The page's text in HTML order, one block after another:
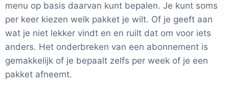
menu op basis daarvan kunt bepalen. Je kunt soms
per keer kiezen welk pakket je wilt. Of je geeft aan
wat je niet lekker vindt en en ruilt dat om voor iets
anders. Het onderbreken van een abonnement is
gemakkelijk of je bepaalt zelfs per week of je een
pakket afneemt.